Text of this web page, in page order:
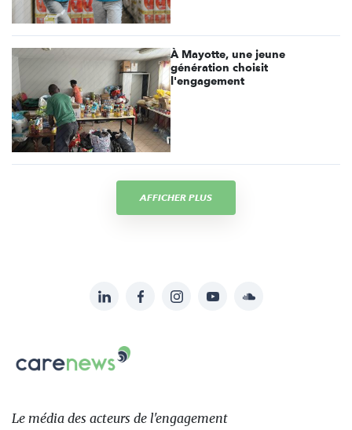
À Mayotte, une jeune
génération choisit
l'engagement
AFFICHER PLUS
sur:
LinkedInFacebookInstagramYouTubeSoundcloud
Le
des
Le média des acteurs de l'engagement